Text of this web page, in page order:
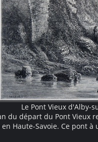
Le Pont Vieux d'Alby-
du départ du Pont Vieux
Haute-Savoie. Ce pont